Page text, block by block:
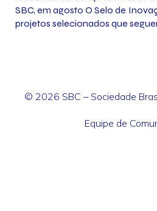
SBC, em agosto O Selo de
projetos selecionados que
© 2026 SBC – Sociedade
Equipe de